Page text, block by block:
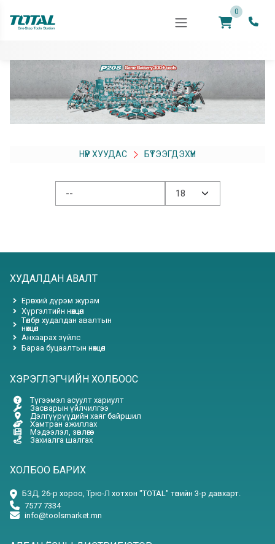
0
НҮҮР ХУУДАС БҮТЭЭГДЭХҮҮН
ХУДАЛДАН АВАЛТ
Ерөнхий дүрэм журам
Хүргэлтийн нөхцөл
Төлбөр худалдан авалтын
нөхцөл
Анхаарах зүйлс
Бараа буцаалтын нөхцөл
ХЭРЭГЛЭГЧИЙН ХОЛБООС
Түгээмэл асуулт хариулт
Засварын үйлчилгээ
Дэлгүүрүүдийн хаяг байршил
Хамтран ажиллах
Мэдээлэл, зөвлөгөө
Захиалга шалгах
ХОЛБОО БАРИХ
БЗД, 26-р хороо, Трю-Л хотхон "TOTAL" төвийн 3-р давхарт.
7577 7334
info@toolsmarket.mn